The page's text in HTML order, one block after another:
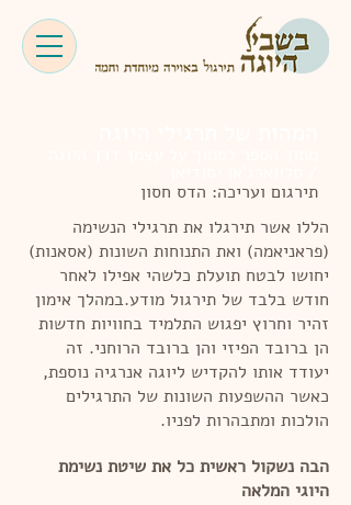
תירגום ועריכה: הדס חסון
הללו אשר תירגלו את תרגילי הנשימה
(פראניאמה) ואת התנוחות השונות (אסאנות)
יחושו לבטח תועלת כלשהי אפילו לאחר
חודש בלבד של תירגול מודע.במהלך אימון
זהיר וחרוץ יפגוש התלמיד בחוויות חדשות
הן ברובד הפיזי והן ברובד הרוחני. זה
יעודד אותו להקדיש ליוגה אנרגיה נוספת,
כאשר ההשפעות השונות של התרגילים
הולכות ומתבהרות לפניו.
הבה נשקול ראשית כל את שיטת נשימת
היוגי המלאה